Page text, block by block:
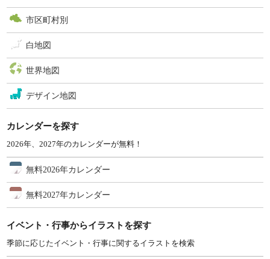
市区町村別
白地図
世界地図
デザイン地図
カレンダーを探す
2026年、2027年のカレンダーが無料！
無料2026年カレンダー
無料2027年カレンダー
イベント・行事からイラストを探す
季節に応じたイベント・行事に関するイラストを検索